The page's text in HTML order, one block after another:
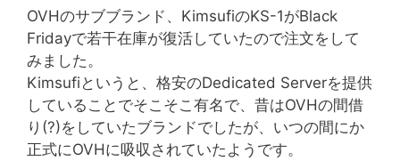
OVHのサブブランド、KimsufiのKS-1がBlack
Fridayで若干在庫が復活していたので注文をして
みました。
Kimsufiというと、格安のDedicated Serverを提供
していることでそこそこ有名で、昔はOVHの間借
り(?)をしていたブランドでしたが、いつの間にか
正式にOVHに吸収されていたようです。